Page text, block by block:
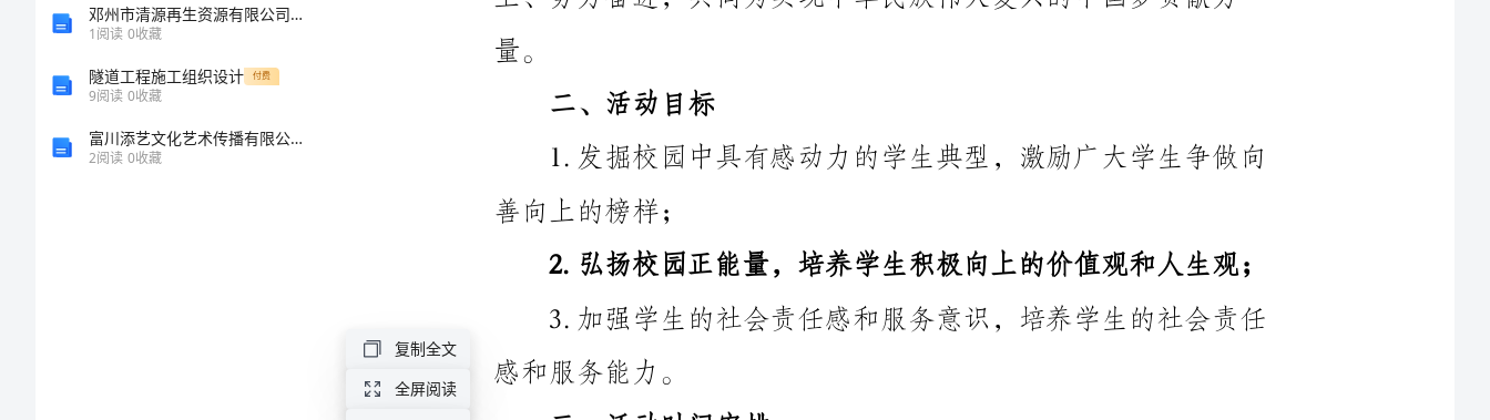
2024
邓州市清源再生资源有限公司介绍企业发展分析报告
1阅读 0收藏
隧道工程施工组织设计 付费
9阅读 0收藏
富川添艺文化艺术传播有限公司介绍企业发展分析报告
2阅读 0收藏
四、活动策划与组织
1.策划小组
1.发掘校园中具有感动力的学生典型，激励广大学生争做向
善向上的榜样；
三、活动时间安排
为期两个月，包括选拔、评选、表彰等环节。
复制全文
全屏阅读